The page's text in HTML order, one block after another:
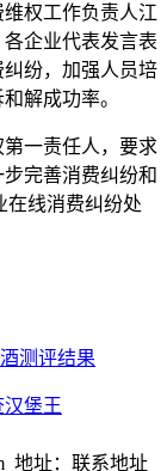
权工作负责人江
企业代表发言表
纷，加强人员培
解成功率。
一责任人，要求
完善消费纠纷和
在线消费纠纷处
测评结果
堡王
地址：联系地址